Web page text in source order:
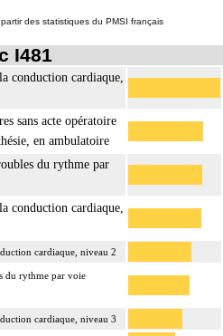
des statistiques du PMSI français
I481
conduction cardiaque,
sans acte opératoire
en ambulatoire
du rythme par
conduction cardiaque,
cardiaque, niveau 2
du rythme par voie
cardiaque, niveau 3